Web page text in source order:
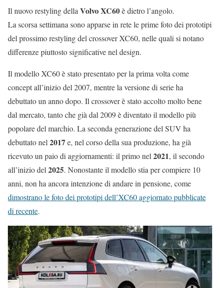
Il nuovo restyling dellaVolvo XC60è dietro l’angolo.
La scorsa settimana sono apparse in rete le prime foto dei prototipi
del prossimo restyling del crossover XC60, nelle quali si notano
differenze piuttosto significative nel design.
Il modello XC60 è stato presentato per la prima volta come
concept all’inizio del 2007, mentre la versione di serie ha
debuttato un anno dopo. Il crossover è stato accolto molto bene
dal mercato, tanto che già dal 2009 è diventato il modello più
popolare del marchio. La seconda generazione del SUV ha
debuttato nel2017e, nel corso della sua produzione, ha già
ricevuto un paio di aggiornamenti: il primo nel2021, il secondo
all’inizio del2025. Nonostante il modello stia per compiere 10
anni, non ha ancora intenzione di andare in pensione, come
dimostrano le foto dei prototipi dell’XC60 aggiornato pubblicate
di recente.